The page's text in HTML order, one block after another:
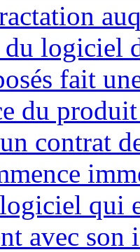
logiciel
fait
du
contrat
qui
avec